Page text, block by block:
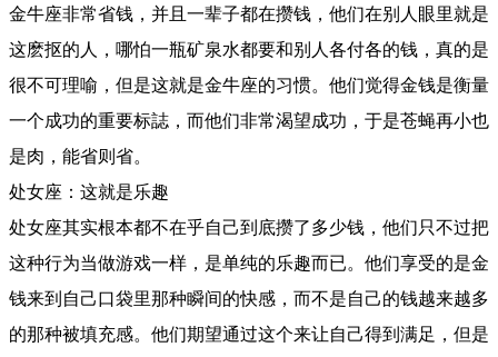
金牛座非常省钱，并且一辈子都在攒钱，他们在别人眼里就是
这麽抠的人，哪怕一瓶矿泉水都要和别人各付各的钱，真的是
很不可理喻，但是这就是金牛座的习惯。他们觉得金钱是衡量
一个成功的重要标誌，而他们非常渴望成功，于是苍蝇再小也
是肉，能省则省。
处女座：这就是乐趣
处女座其实根本都不在乎自己到底攒了多少钱，他们只不过把
这种行为当做游戏一样，是单纯的乐趣而已。他们享受的是金
钱来到自己口袋里那种瞬间的快感，而不是自己的钱越来越多
的那种被填充感。他们期望通过这个来让自己得到满足，但是